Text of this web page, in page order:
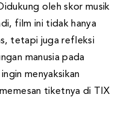
oleh skor musik
film ini tidak hanya
tetapi juga refleksi
manusia pada
menyaksikan
tiketnya di TIX